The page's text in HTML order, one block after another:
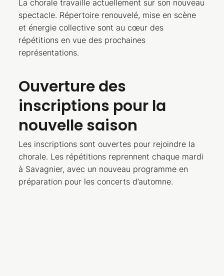
La chorale travaille actuellement sur son nouveau
spectacle. Répertoire renouvelé, mise en scène
et énergie collective sont au cœur des
répétitions en vue des prochaines
représentations.
Ouverture des
inscriptions pour la
nouvelle saison
Les inscriptions sont ouvertes pour rejoindre la
chorale. Les répétitions reprennent chaque mardi
à Savagnier, avec un nouveau programme en
préparation pour les concerts d’automne.